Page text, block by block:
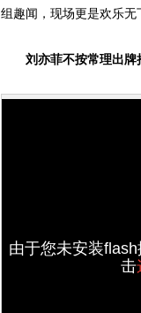
组趣闻，现场更是欢乐无
刘亦菲不按常理出牌
由于您未安装
击